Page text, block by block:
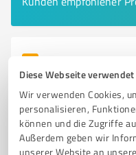
Diese Webseite verwendet
Wir verwenden Cookies,
personalisieren,
können und die Zugriffe
Außerdem geben wir
unserer Website an
6
Pohlmann &
Pohlmann & Partner –
Immobilienmakler in
IMMOBILIENVERMITTLUNG